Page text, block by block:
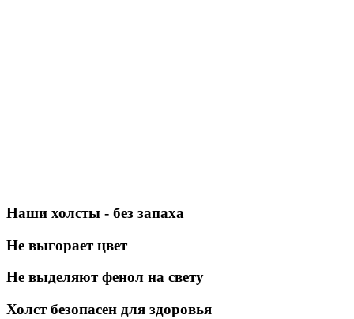
Наши холсты - без запаха
Не выгорает цвет
Не выделяют фенол на свету
Холст безопасен для здоровья